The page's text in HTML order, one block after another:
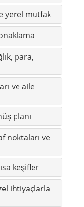
yerel mutfak
para,
ve aile
planı
noktaları ve
keşifler
ihtiyaçlarla